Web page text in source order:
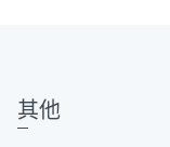
其他